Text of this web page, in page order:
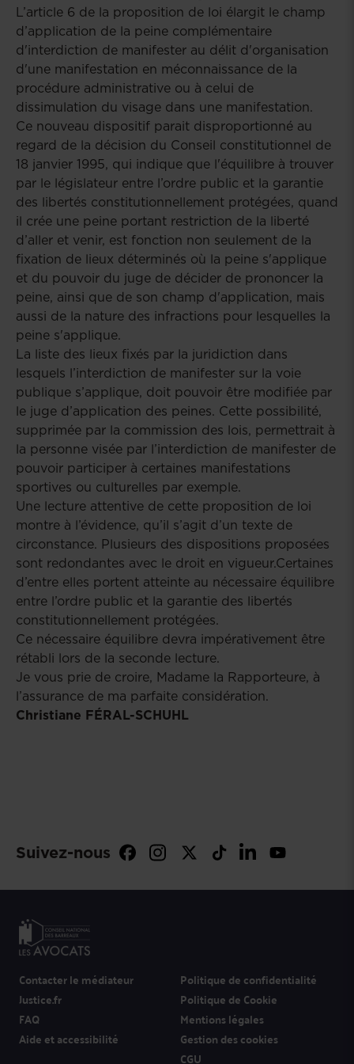
L’article 6 de la proposition de loi élargit le champ
d’application de la peine complémentaire
d'interdiction de manifester au délit d'organisation
d'une manifestation en méconnaissance de la
procédure administrative ou à celui de
dissimulation du visage dans une manifestation.
Ce nouveau dispositif parait disproportionné au
regard de la décision du Conseil constitutionnel de
18 janvier 1995, qui indique que l'équilibre à trouver
par le législateur entre l’ordre public et la garantie
des libertés constitutionnellement protégées, quand
il crée une peine portant restriction de la liberté
d’aller et venir, est fonction non seulement de la
fixation de lieux déterminés où la peine s'applique
et du pouvoir du juge de décider de prononcer la
peine, ainsi que de son champ d'application, mais
aussi de la nature des infractions pour lesquelles la
peine s'applique.
La liste des lieux fixés par la juridiction dans
lesquels l’interdiction de manifester sur la voie
publique s’applique, doit pouvoir être modifiée par
le juge d’application des peines. Cette possibilité,
supprimée par la commission des lois, permettrait à
la personne visée par l’interdiction de manifester de
pouvoir participer à certaines manifestations
sportives ou culturelles par exemple.
Une lecture attentive de cette proposition de loi
montre à l’évidence, qu’il s’agit d’un texte de
circonstance. Plusieurs des dispositions proposées
sont redondantes avec le droit en vigueur.Certaines
d’entre elles portent atteinte au nécessaire équilibre
entre l’ordre public et la garantie des libertés
constitutionnellement protégées.
Ce nécessaire équilibre devra impérativement être
rétabli lors de la seconde lecture.
Je vous prie de croire, Madame la Rapporteure, à
l’assurance de ma parfaite considération.
Christiane FÉRAL-SCHUHL
Suivez-nous
Contacter le médiateur
Justice.fr
FAQ
Aide et accessibilité
Politique de confidentialité
Politique de Cookie
Mentions légales
Gestion des cookies
CGU